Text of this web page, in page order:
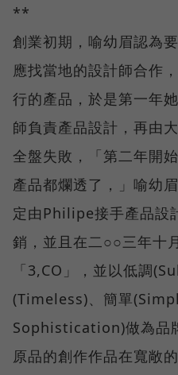
**
創業初期，喻幼眉認為
應找當地的設計師合作
行的產品，於是第一年
師負責產品設計，再由
全盤失敗，「第二年開
產品都爛透了，」喻幼
定由Philipe接手產品設
銷，並且在二○○三年十
「3,CO」，並以低調
(Timeless)、簡單
Sophistication)做為品
原品的創作作品在寬敞